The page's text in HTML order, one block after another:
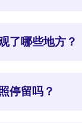
了哪些地方？
停留吗？